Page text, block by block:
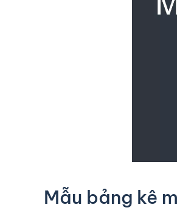
Mẫu bảng kê